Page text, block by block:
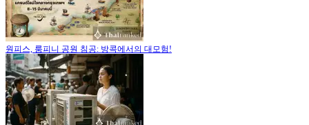
원피스, 룸피니 공원 침공: 방콕에서의 대모험!